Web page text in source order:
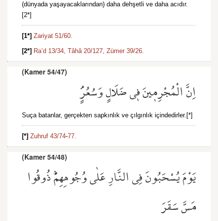
(dünyada yaşayacaklarından) daha dehşetli ve daha acıdır.
[2*]
[1*] Zariyat 51/60.
[2*] Ra’d 13/34, Tâhâ 20/127, Zümer 39/26.
(Kamer 54/47)
اِنَّ الْمُجْرِم۪ينَ ف۪ي ضَلَالٍ وَسُعُرٍۢ
Suça batanlar, gerçekten sapkınlık ve çılgınlık içindedirler.[*]
[*] Zuhruf 43/74-77.
(Kamer 54/48)
يَوْمَ يُسْحَبُونَ فِي النَّارِ عَلٰى وُجُوهِهِمْۜ ذُوقُوا
مَسَّ سَقَرَ